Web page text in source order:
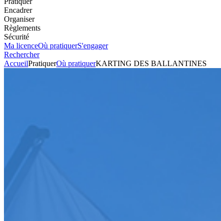
Encadrer
Organiser
Règlements
Sécurité
Ma licenceOù pratiquerS'engager
Rechercher
AccueilPratiquerOù pratiquerKARTING DES BALLANTINES
Voir l'itinéraire